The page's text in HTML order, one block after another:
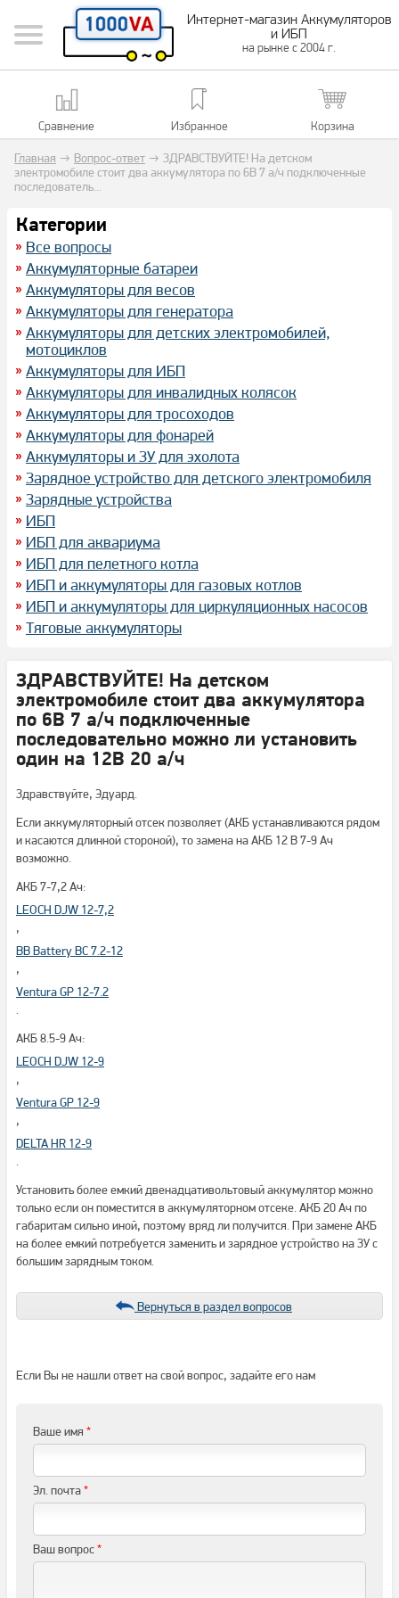
Интернет-магазин Аккумуляторов
и ИБП
на рынке с 2004 г.
Сравнение Избранное Корзина
Главная → Вопрос-ответ → ЗДРАВСТВУЙТЕ! На детском
электромобиле стоит два аккумулятора по 6В 7 а/ч подключенные
последователь...
Категории
Все вопросы
Аккумуляторные батареи
Аккумуляторы для весов
Аккумуляторы для генератора
Аккумуляторы для детских электромобилей,
мотоциклов
Аккумуляторы для ИБП
Аккумуляторы для инвалидных колясок
Аккумуляторы для тросоходов
Аккумуляторы для фонарей
Аккумуляторы и ЗУ для эхолота
Зарядное устройство для детского электромобиля
Зарядные устройства
ИБП
ИБП для аквариума
ИБП для пелетного котла
ИБП и аккумуляторы для газовых котлов
ИБП и аккумуляторы для циркуляционных насосов
Тяговые аккумуляторы
ЗДРАВСТВУЙТЕ! На детском
электромобиле стоит два аккумулятора
по 6В 7 а/ч подключенные
последовательно можно ли установить
один на 12В 20 а/ч
Здравствуйте, Эдуард.
Если аккумуляторный отсек позволяет (АКБ устанавливаются рядом
и касаются длинной стороной), то замена на АКБ 12 В 7-9 Ач
возможно.
АКБ 7-7,2 Ач:
LEOCH DJW 12-7,2
,
BB Battery BC 7.2-12
,
Ventura GP 12-7.2
.
АКБ 8.5-9 Ач:
LEOCH DJW 12-9
,
Ventura GP 12-9
,
DELTA HR 12-9
.
Установить более емкий двенадцативольтовый аккумулятор можно
только если он поместится в аккумуляторном отсеке. АКБ 20 Ач по
габаритам сильно иной, поэтому вряд ли получится. При замене АКБ
на более емкий потребуется заменить и зарядное устройство на ЗУ с
большим зарядным током.
Вернуться в раздел вопросов
Если Вы не нашли ответ на свой вопрос, задайте его нам
Ваше имя *
Эл. почта*
Ваш вопрос*